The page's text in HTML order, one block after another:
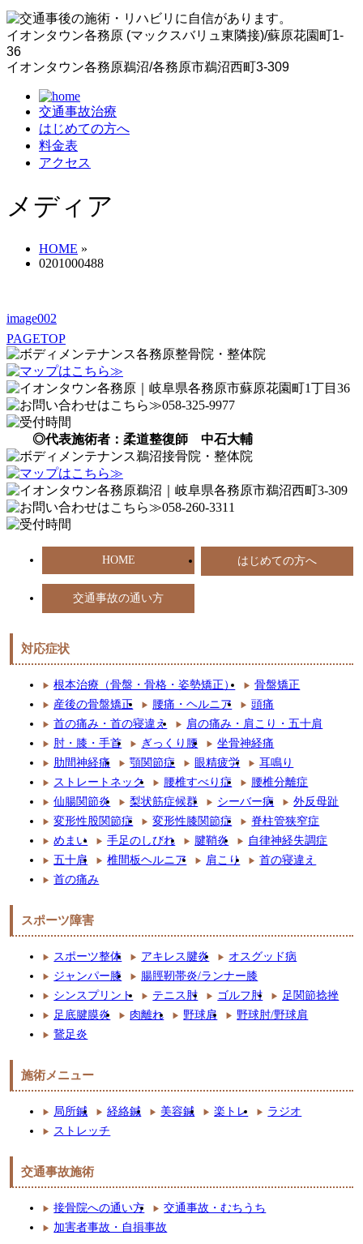
イオンタウン各務原 (マックスバリュ東隣接)/蘇原花園町1-
36
イオンタウン各務原鵜沼/各務原市鵜沼西町3-309
交通事故治療
はじめての方へ
料金表
アクセス
メディア
HOME »
0201000488
image002
PAGETOP
◎代表施術者：柔道整復師 中石大輔
HOME はじめての方へ
交通事故の通い方
対応症状
根本治療（骨盤・骨格・姿勢矯正）
骨盤矯正
産後の骨盤矯正
腰痛・ヘルニア
頭痛
首の痛み・首の寝違え
肩の痛み・肩こり・五十肩
肘・膝・手首
ぎっくり腰
坐骨神経痛
肋間神経痛
顎関節症 眼精疲労
耳鳴り
ストレートネック
腰椎すべり症
腰椎分離症
仙腸関節炎
梨状筋症候群 シーバー病
外反母趾
変形性股関節症
変形性膝関節症
脊柱管狭窄症
めまい
手足のしびれ 腱鞘炎
自律神経失調症
五十肩
椎間板ヘルニア 肩こり
首の寝違え
首の痛み
スポーツ障害
スポーツ整体 アキレス腱炎
オスグッド病
ジャンパー膝
腸脛靭帯炎/ランナー膝
シンスプリント
テニス肘 ゴルフ肘
足関節捻挫
足底腱膜炎
肉離れ 野球肩
野球肘/野球肩
鵞足炎
施術メニュー
局所鍼 経絡鍼 美容鍼 楽トレ
ラジオ
ストレッチ
交通事故施術
接骨院への通い方
交通事故・むちうち
加害者事故・自損事故